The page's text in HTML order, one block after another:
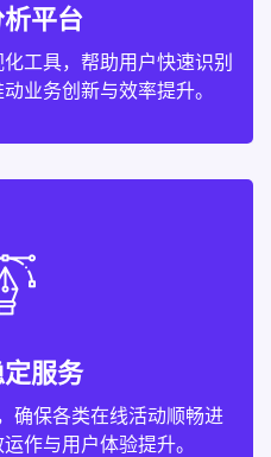
平台
工具，帮助用户快速识别
业务创新与效率提升。
服务
确保各类在线活动顺畅进
作与用户体验提升。